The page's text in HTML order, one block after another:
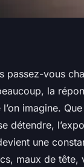
17:20•8 min de
passez-vous
la
imagine.
détendre,
une
maux de